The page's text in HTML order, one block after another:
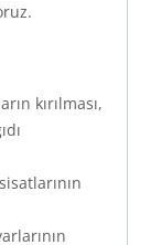
kırılması,